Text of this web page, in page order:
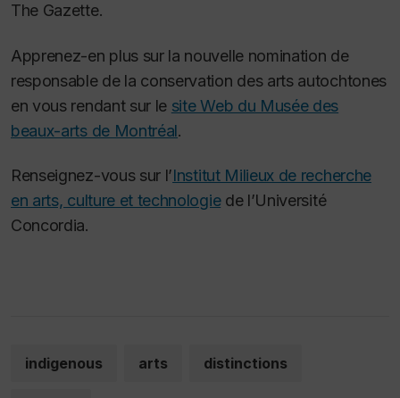
The Gazette.
Apprenez-en plus sur la nouvelle nomination de
responsable de la conservation des arts autochtones
en vous rendant sur le site Web du Musée des
beaux-arts de Montréal.
Renseignez-vous sur l’Institut Milieux de recherche
en arts, culture et technologiede l’Université
Concordia.
indigenous arts distinctions